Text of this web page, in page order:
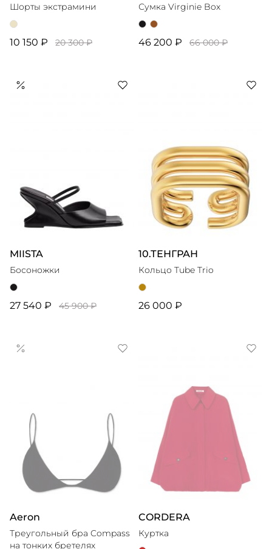
Шорты экстрамини
10 150 ₽ 20 300 ₽
Сумка Virginie Box
46 200 ₽ 66 000 ₽
MIISTA
Босоножки
27 540 ₽ 45 900 ₽
10.ТЕНГРАН
Кольцо Tube Trio
26 000 ₽
Aeron
Треугольный бра Compass
на тонких бретелях
CORDERA
Куртка